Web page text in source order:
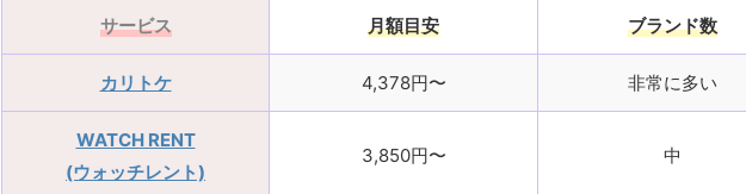
サービス 月額目安 ブランド数
カリトケ 4,378円〜 非常に多い
WATCH RENT
(ウォッチレント)
3,850円〜 中